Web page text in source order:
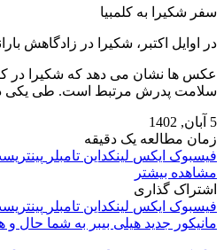
سفر شکیرا به کلمبیا
در اوایل اکتبر، شکیرا در زادگاهش
عکس ها نشان می دهد که شکیرا در
سلامت پدرش مرتبط است. طی یکی
5 آبان, 1402
زمان مطالعه یک دقیقه
فیسبوک ایکس لینکداین تامبلر
مشاهده بیشتر
اشتراک گذاری
فیسبوک ایکس لینکداین تامبلر
مانیکور جدید هیلی بیبر به شما حال و